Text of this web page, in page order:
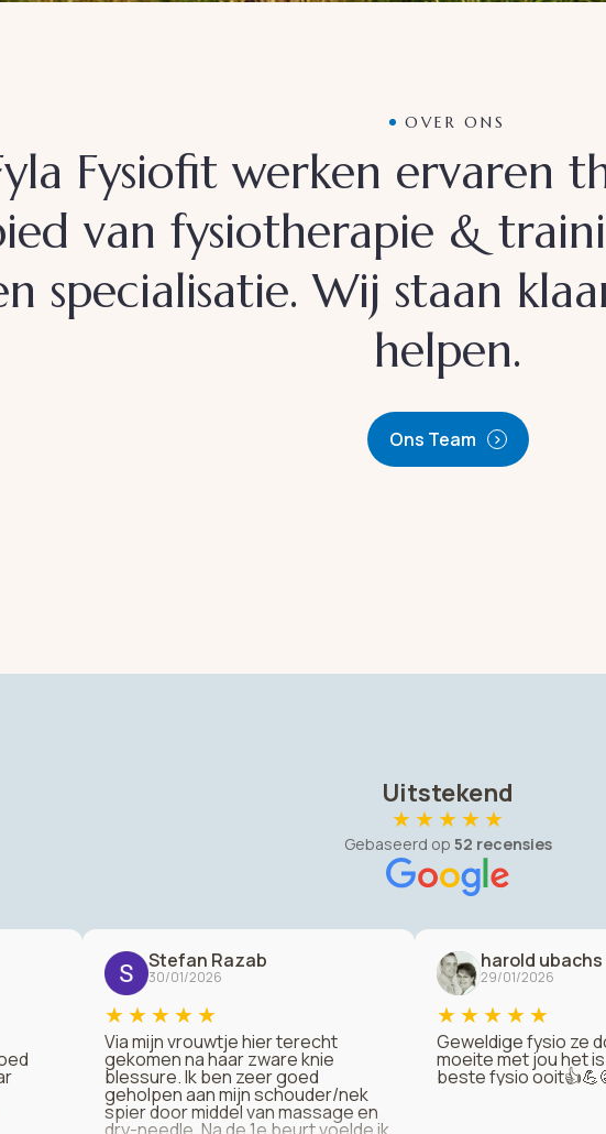
OVER ONS
Fysiofit werken ervaren
van fysiotherapie &
specialisatie. Wij staan
helpen.
Ons Team
Uitstekend
★★★★★
Gebaseerd op 52 recensies
Stefan Razab
30/01/2026
★★★★★
Via mijn vrouwtje hier terecht
gekomen na haar zware knie
blessure. Ik ben zeer goed
geholpen aan mijn schouder/nek
spier door middel van massage en
dry-needle. Na de 1e beurt voelde ik
harold ubachs
29/01/2026
★★★★★
Geweldige fysio ze
moeite met jou het
beste fysio